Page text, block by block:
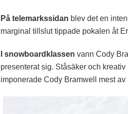
På telemarkssidan blev det en
marginal tillslut tippade pokalen åt
I snowboardklassen vann Cody
presenterat sig. Ståsäker och
imponerade Cody Bramwell mest av